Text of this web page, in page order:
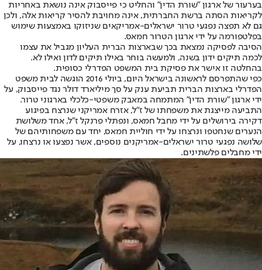
בערעור של ארגון "שורת הדין" והחליט כי פייסבוק אינה נושאת באחריות
לקריאות הסתה ברשת החברתית, אינה מחויבת להסיר קריאות אלה, ולכן
גם לא תפצה נפגעי טרור ישראלים-אמריקאים שניזוקו באמצעות שימוש
בפלטפורמה על ידי ארגון הטרור חמאס.
הסיבה לפסיקה נמצאת בכך שבארצות הברית העליון מגביל את עצמו
לכמה תיקים ידון בשנה, ולמעשה בוחר באילו תיקים לדון ואילו לא.
בהחלטה זו אישר את פסיקת בית המשפט הפדרלי כסופית.
כפי שהתפרסם לראשונה בישראל היום, ביולי 2016 הוגשה לבית משפט
הפדרלי בארצות הברית תביעת ענק על סך מיליארד דולר נגד פייסבוק, על
ידי ארגון "שורת הדין" המתמחה במאבק משפטי-כלכלי בארגוני טרור.
התביעה מייצגת את משפחתו של ז"ל, אזרח אמריקני שנרצח בפיגוע
דקירה בירושלים על ידי מחבל חמאס, ונפתלי פרנקל ז"ל, אחד משלושת
הנערים שנחטפו ונרצחו על ידי חוליית חמאס, יחד עם משפחותיהם של
שלושה נפגעי טרור ישראלים-אמריקנים נוספים, אשר נפצעו או נרצחו, על
ידי מחבלים פלשתינים.